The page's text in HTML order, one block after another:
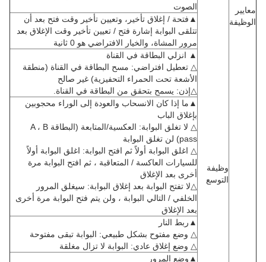
الصوت
▲فتحة / إغلاق تأخير، وتعيين تأخير وقت فتح بعد أن
تتلقى البوابة إشارة فتح / تعيين تأخير وقت الإغلاق بعد
مرور المشاة، والخيار الافتراضي هو 0 ثانية
▲ انزلي البطاقة في القناة
△ تعطيل افتراضي: مسح البطاقة في القناة (منطقة
الأشعة تحت الحمراء التحفيزية) غير صالح
△إذن: يسمح بتحقق من البطاقة في القناة.
▲ما إذا كان الانسحاب والعودة إلى الوراء محجوبين
△ لا تغلق البوابة: العكسية/المتابعة (البطاقة A ، B
△ اغلق البوابة أولاً ثم افتح البوابة: اغلق البوابة أولاً
للسيارات العاكسة / المتعاقبة ، ثم افتح البوابة مرة
أخرى بعد الإغلاق
△لا تفتح البوابة بعد إغلاق البوابة: سيغلق المرور
الخلفي / التالي البوابة ، ولن يتم فتح البوابة مرة أخرى
△ وضع مفتوح بشكل طبيعي: البوابة تبقى مفتوحة
△ وضع إغلاق عادي: البوابة لا تزال مغلقة